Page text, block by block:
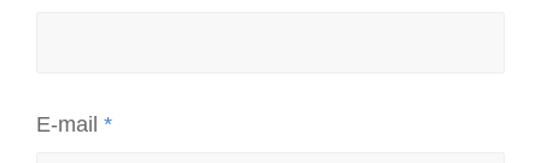
E-mail *